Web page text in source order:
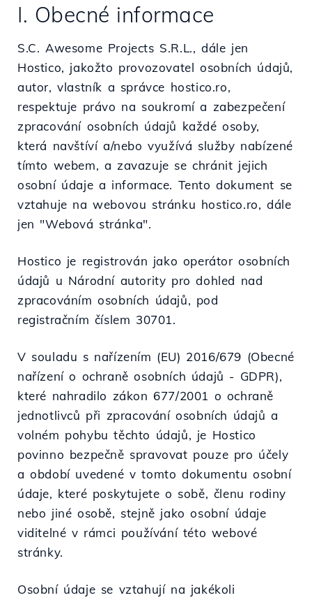
I. Obecné informace
S.C. Awesome Projects S.R.L., dále jen
Hostico, jakožto provozovatel osobních údajů,
autor, vlastník a správce hostico.ro,
respektuje právo na soukromí a zabezpečení
zpracování osobních údajů každé osoby,
která navštíví a/nebo využívá služby nabízené
tímto webem, a zavazuje se chránit jejich
osobní údaje a informace. Tento dokument se
vztahuje na webovou stránku hostico.ro, dále
jen "Webová stránka".
Hostico je registrován jako operátor osobních
údajů u Národní autority pro dohled nad
zpracováním osobních údajů, pod
registračním číslem 30701.
V souladu s nařízením (EU) 2016/679 (Obecné
nařízení o ochraně osobních údajů - GDPR),
které nahradilo zákon 677/2001 o ochraně
jednotlivců při zpracování osobních údajů a
volném pohybu těchto údajů, je Hostico
povinno bezpečně spravovat pouze pro účely
a období uvedené v tomto dokumentu osobní
údaje, které poskytujete o sobě, členu rodiny
nebo jiné osobě, stejně jako osobní údaje
viditelné v rámci používání této webové
stránky.
Osobní údaje se vztahují na jakékoli